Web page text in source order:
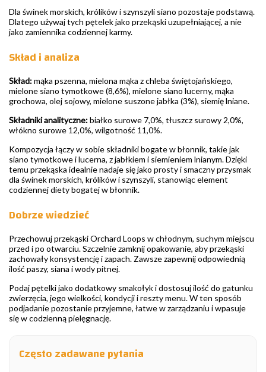
Dla świnek morskich, królików i szynszyli siano pozostaje podstawą.
Dlatego używaj tych pętelek jako przekąski uzupełniającej, a nie
jako zamiennika codziennej karmy.
Skład i analiza
Skład:mąka pszenna, mielona mąka z chleba świętojańskiego,
mielone siano tymotkowe (8,6%), mielone siano lucerny, mąka
grochowa, olej sojowy, mielone suszone jabłka (3%), siemię lniane.
Składniki analityczne:białko surowe 7,0%, tłuszcz surowy 2,0%,
włókno surowe 12,0%, wilgotność 11,0%.
Kompozycja łączy w sobie składniki bogate w błonnik, takie jak
siano tymotkowe i lucerna, z jabłkiem i siemieniem lnianym. Dzięki
temu przekąska idealnie nadaje się jako prosty i smaczny przysmak
dla świnek morskich, królików i szynszyli, stanowiąc element
codziennej diety bogatej w błonnik.
Dobrze wiedzieć
Przechowuj przekąski Orchard Loops w chłodnym, suchym miejscu
przed i po otwarciu. Szczelnie zamknij opakowanie, aby przekąski
zachowały konsystencję i zapach. Zawsze zapewnij odpowiednią
ilość paszy, siana i wody pitnej.
Podaj pętelki jako dodatkowy smakołyk i dostosuj ilość do gatunku
zwierzęcia, jego wielkości, kondycji i reszty menu. W ten sposób
podjadanie pozostanie przyjemne, łatwe w zarządzaniu i wpasuje
się w codzienną pielęgnację.
Często zadawane pytania